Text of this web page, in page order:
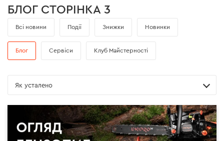
БЛОГ СТОРІНКА 3
Всі новини Події Знижки Новинки
Блог Сервіси Клуб Майстерності
Як усталено